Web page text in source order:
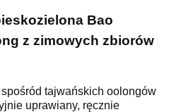
Bao
z zimowych zbiorów
tajwańskich oolongów
uprawiany, ręcznie